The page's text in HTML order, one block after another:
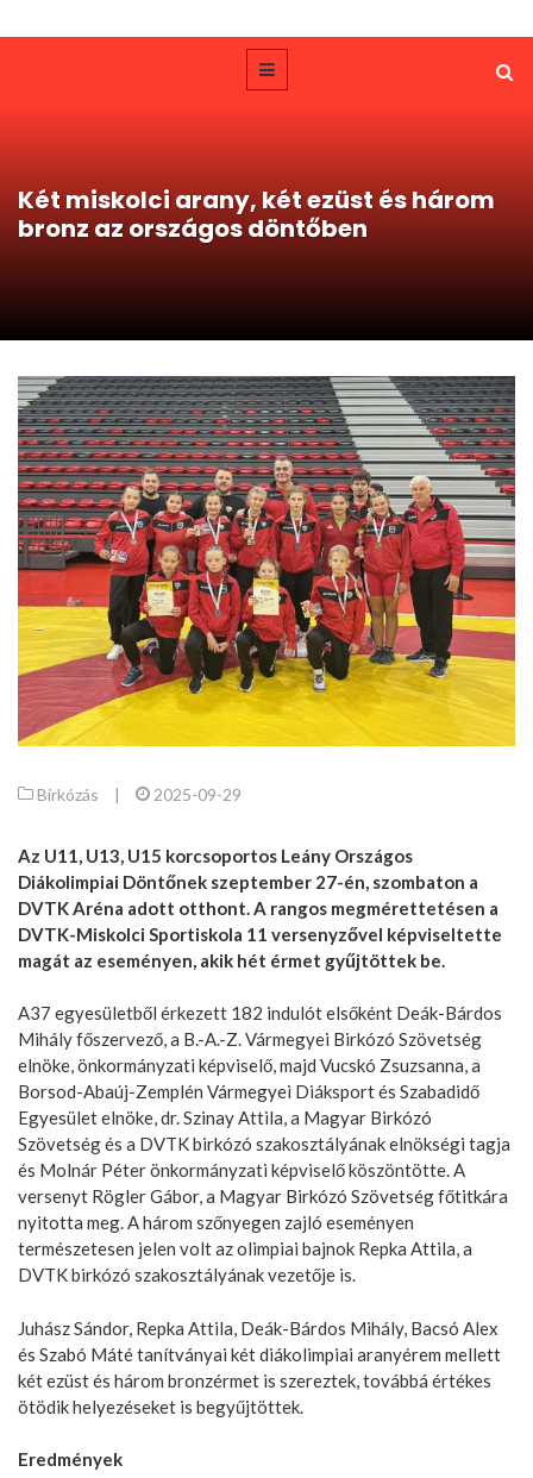
Két miskolci arany, két ezüst és három
bronz az országos döntőben
Birkózás | 2025-09-29
Az U11, U13, U15 korcsoportos Leány Országos
Diákolimpiai Döntőnek szeptember 27-én, szombaton a
DVTK Aréna adott otthont. A rangos megmérettetésen a
DVTK-Miskolci Sportiskola 11 versenyzővel képviseltette
magát az eseményen, akik hét érmet gyűjtöttek be.
A37 egyesületből érkezett 182 indulót elsőként Deák-Bárdos
Mihály főszervező, a B.-A.-Z. Vármegyei Birkózó Szövetség
elnöke, önkormányzati képviselő, majd Vucskó Zsuzsanna, a
Borsod-Abaúj-Zemplén Vármegyei Diáksport és Szabadidő
Egyesület elnöke, dr. Szinay Attila, a Magyar Birkózó
Szövetség és a DVTK birkózó szakosztályának elnökségi tagja
és Molnár Péter önkormányzati képviselő köszöntötte. A
versenyt Rögler Gábor, a Magyar Birkózó Szövetség főtitkára
nyitotta meg. A három szőnyegen zajló eseményen
természetesen jelen volt az olimpiai bajnok Repka Attila, a
DVTK birkózó szakosztályának vezetője is.
Juhász Sándor, Repka Attila, Deák-Bárdos Mihály, Bacsó Alex
és Szabó Máté tanítványai két diákolimpiai aranyérem mellett
két ezüst és három bronzérmet is szereztek, továbbá értékes
ötödik helyezéseket is begyűjtöttek.
Eredmények